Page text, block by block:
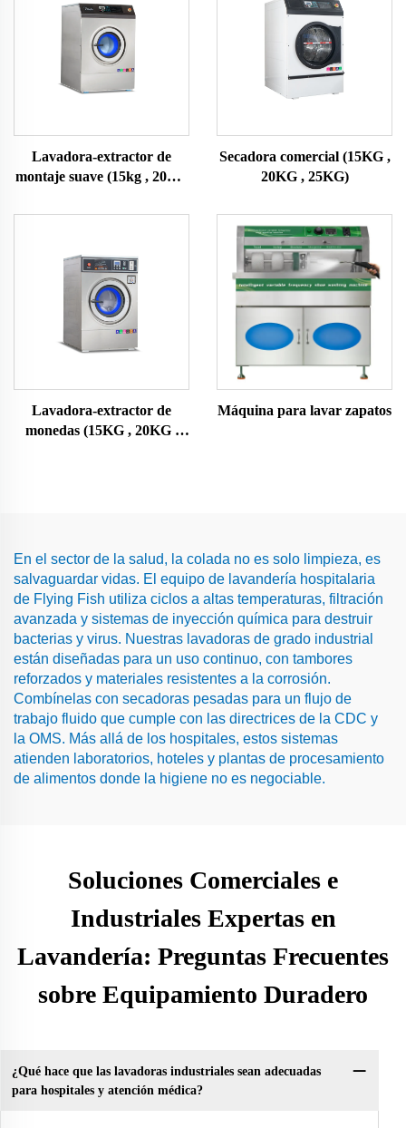
Lavadora-extractor de
montaje suave (15kg , 20KG
Secadora comercial (15KG ,
20KG , 25KG)
Lavadora-extractor de
monedas (15KG , 20KG ,
Máquina para lavar zapatos
En el sector de la salud, la colada no es solo limpieza, es
salvaguardar vidas. El equipo de lavandería hospitalaria
de Flying Fish utiliza ciclos a altas temperaturas, filtración
avanzada y sistemas de inyección química para destruir
bacterias y virus. Nuestras lavadoras de grado industrial
están diseñadas para un uso continuo, con tambores
reforzados y materiales resistentes a la corrosión.
Combínelas con secadoras pesadas para un flujo de
trabajo fluido que cumple con las directrices de la CDC y
la OMS. Más allá de los hospitales, estos sistemas
atienden laboratorios, hoteles y plantas de procesamiento
de alimentos donde la higiene no es negociable.
Soluciones Comerciales e
Industriales Expertas en
Lavandería: Preguntas Frecuentes
sobre Equipamiento Duradero
¿Qué hace que las lavadoras industriales sean adecuadas
para hospitales y atención médica?